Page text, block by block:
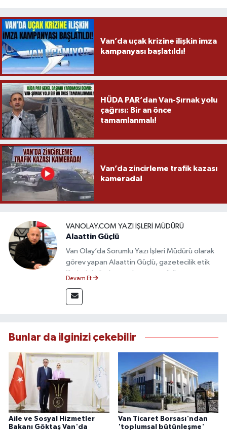
Van’da uçak krizine ilişkin imza
kampanyası başlatıldı!
HÜDA PAR’dan Van-Şırnak yolu
çağrısı: Bir an önce
tamamlanmalı!
Van’da zincirleme trafik kazası
kamerada!
VANOLAY.COM YAZI İŞLERI MÜDÜRÜ
Alaattin Güçlü
Van Olay’da Sorumlu Yazı İşleri Müdürü olarak
görev yapan Alaattin Güçlü, gazetecilik etik
ilkeleri doğrultusunda yayın politikasının
yönetiminden sorumludur. Yerel ve ulusal
gündemi yakından takip eden Güçlü, tarafsız,
etmektedir.
Devam Et
Bunlar da ilginizi çekebilir
Aile ve Sosyal Hizmetler
Bakanı Göktaş Van'da
Van Ticaret Borsası'ndan
'toplumsal bütünleşme'